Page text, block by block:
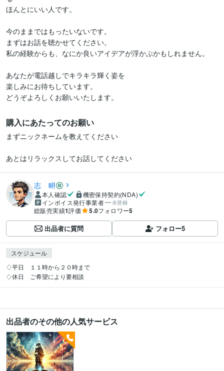
ほんとにいい人です。
今のままではもったいないです。
まずはお話を聴かせてください。
私の経験からも、なにか良いアイデアが浮かぶかもしれません。
あなたが電話越しでキラキラ輝く姿を
楽しみにお待ちしています。
どうぞよろしくお願いいたします。
購入にあたってのお願い
まずニックネームを教えてください
あとはリラックスしてお話してください
志 畊
本人確認
機密保持契約(NDA)
インボイス発行事業者
未登録
総販売実績1評価 5.0フォロワー5
出品者に質問 フォロー5
スケジュール
♢平日　１１時から２０時まで
♢休日　ご希望により要相談
出品者のその他の人気サービス